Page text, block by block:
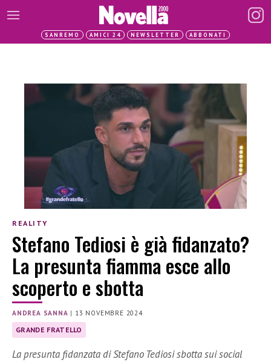
SANREMO AMICI 24 NEWSLETTER ABBONATI
REALITY
Stefano Tediosi è già fidanzato?
La presunta fiamma esce allo
scoperto e sbotta
ANDREA SANNA | 13 NOVEMBRE 2024
GRANDE FRATELLO
La presunta fidanzata di Stefano Tediosi sbotta sui social